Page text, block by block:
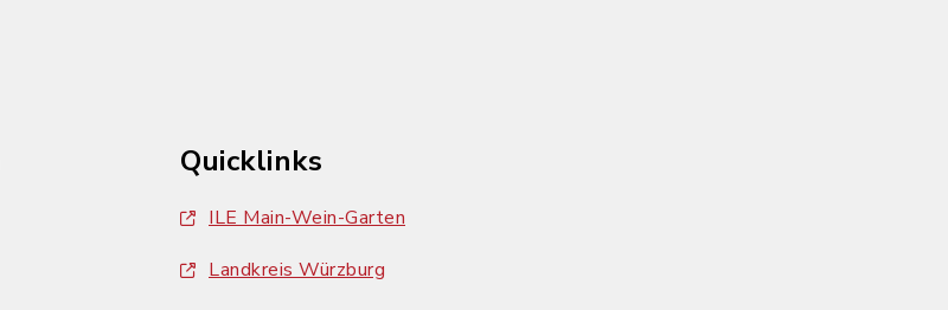
Quicklinks
ILE Main-Wein-Garten
Landkreis Würzburg